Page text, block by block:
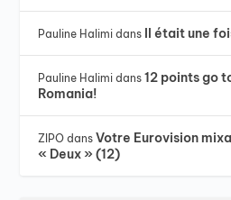
Pauline Halimi dans Il était une
Pauline Halimi dans12 points go
Romania!
ZIPO dansVotre Eurovision
« Deux » (12)